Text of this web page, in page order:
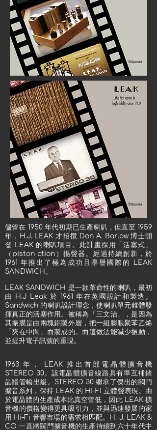
儘管在 1950 年代初期已生產喇叭，但直至 1959
年，H.J. LEAK 才招攬 Don A. Barlow 博士開
發 LEAK 的喇叭項目。此計畫採用「活塞式」
（piston ction）揚聲器。經過持續創新，於
1961 年推出了極為成功且享譽國際的 LEAK
SANDWICH。
LEAK SANDWICH 是一款革命性的喇叭，最初
由 H.J Leak 於 1961 年在英國設計和製造。
Sandwich 的喇叭設計理念，使喇叭單元錐體發
揮真正的活塞作用。被稱為「三文治」，是因為
其振膜是由兩塊鋁製外層，把一組膨脹聚苯乙烯
「夾在中間」而製成的。而這做法能減少振動，
並提升電子訊號的重現。
1963 年， LEAK 推出首部電晶體擴音機
STEREO 30。該電晶體擴音線路具有準互補鍺
晶體管輸出級。STEREO 30 繼承了傑出的閥門
擴音系列，保持 LEAK 的 Hi-Fi 立體聲表現。由
於電晶體的生產成本比真空管低，因此 LEAK 擴
音機的價格變得更具吸引力，並與迅速發展的家
用 Hi-Fi 音響市場的需求相匹配。H. J. LEAK &
CO 一直將閥門擴音機的生產持續到六十年代中